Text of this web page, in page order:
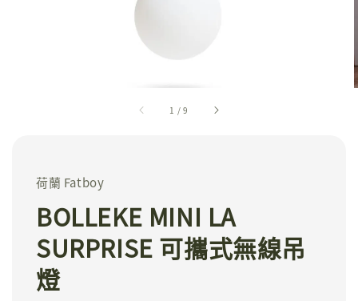
1 /9
荷蘭 Fatboy
BOLLEKE MINI LA
SURPRISE 可攜式無線吊
燈